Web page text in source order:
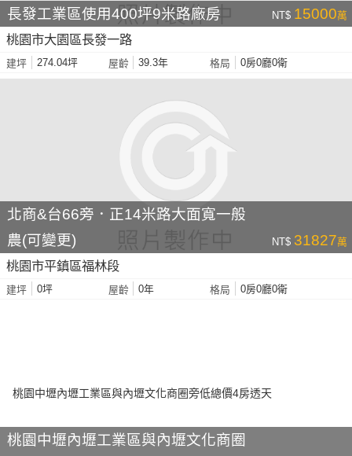
長發工業區使用400坪9米路廠房 NT$ 15000萬
桃園市大園區長發一路
建坪 274.04坪 屋齡 39.3年 格局 0房0廳0衛
北商&台66旁．正14米路大面寬一般
農(可變更)
NT$ 31827萬
桃園市平鎮區福林段
建坪 0坪 屋齡 0年 格局 0房0廳0衛
桃園中壢內壢工業區與內壢文化商圈